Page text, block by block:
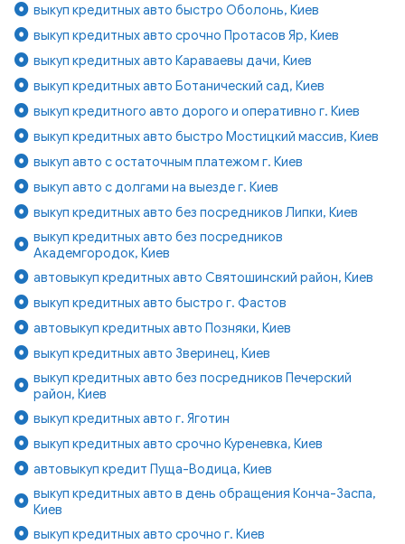
выкуп кредитных авто быстро Оболонь, Киев
выкуп кредитных авто срочно Протасов Яр, Киев
выкуп кредитных авто Караваевы дачи, Киев
выкуп кредитных авто Ботанический сад, Киев
выкуп кредитного авто дорого и оперативно г. Киев
выкуп кредитных авто быстро Мостицкий массив, Киев
выкуп авто с остаточным платежом г. Киев
выкуп авто с долгами на выезде г. Киев
выкуп кредитных авто без посредников Липки, Киев
выкуп кредитных авто без посредников
Академгородок, Киев
автовыкуп кредитных авто Святошинский район, Киев
выкуп кредитных авто быстро г. Фастов
автовыкуп кредитных авто Позняки, Киев
выкуп кредитных авто Зверинец, Киев
выкуп кредитных авто без посредников Печерский
район, Киев
выкуп кредитных авто г. Яготин
выкуп кредитных авто срочно Куреневка, Киев
автовыкуп кредит Пуща-Водица, Киев
выкуп кредитных авто в день обращения Конча-Заспа,
Киев
выкуп кредитных авто срочно г. Киев